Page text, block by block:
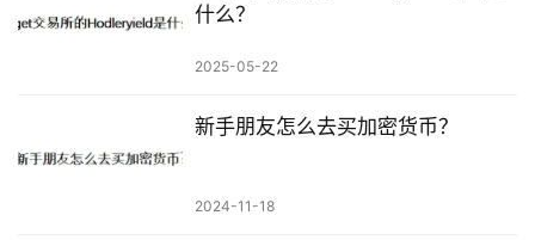
什么？
2025-05-22
新手朋友怎么去买加密货币？
2024-11-18